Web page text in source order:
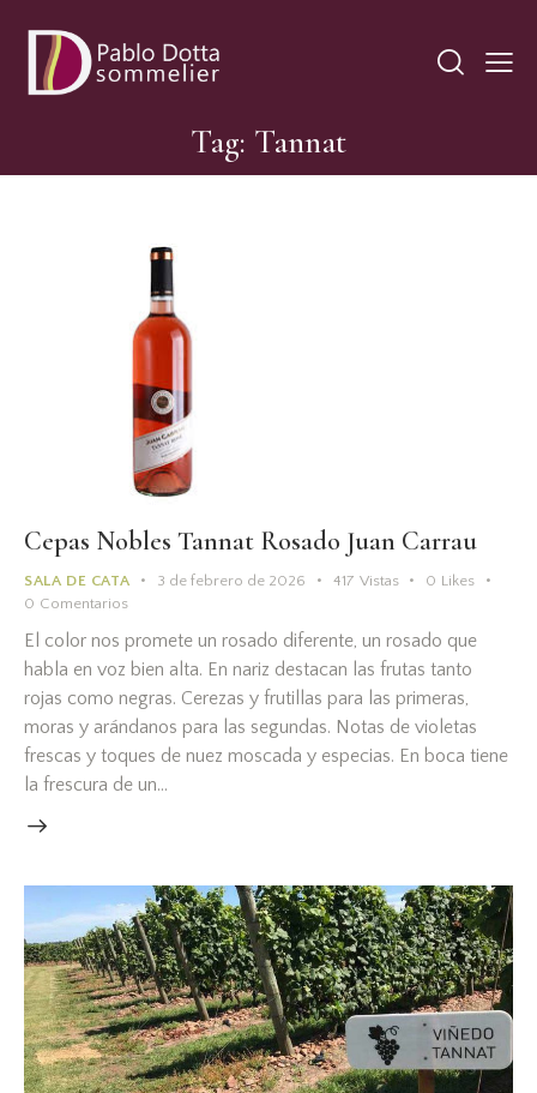
Tag: Tannat
Cepas Nobles Tannat Rosado Juan Carrau
SALA DE CATA 3 de febrero de 2026 417 Vistas 0 Likes
0 Comentarios
El color nos promete un rosado diferente, un rosado que
habla en voz bien alta. En nariz destacan las frutas tanto
rojas como negras. Cerezas y frutillas para las primeras,
moras y arándanos para las segundas. Notas de violetas
frescas y toques de nuez moscada y especias. En boca tiene
la frescura de un…